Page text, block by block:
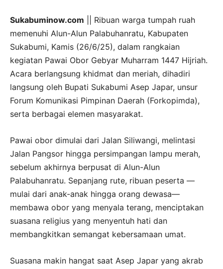
Sukabuminow.com || Ribuan warga tumpah ruah
memenuhi Alun-Alun Palabuhanratu, Kabupaten
Sukabumi, Kamis (26/6/25), dalam rangkaian
kegiatan Pawai Obor Gebyar Muharram 1447 Hijriah.
Acara berlangsung khidmat dan meriah, dihadiri
langsung oleh Bupati Sukabumi Asep Japar, unsur
Forum Komunikasi Pimpinan Daerah (Forkopimda),
serta berbagai elemen masyarakat.
Pawai obor dimulai dari Jalan Siliwangi, melintasi
Jalan Pangsor hingga persimpangan lampu merah,
sebelum akhirnya berpusat di Alun-Alun
Palabuhanratu. Sepanjang rute, ribuan peserta —
mulai dari anak-anak hingga orang dewasa—
membawa obor yang menyala terang, menciptakan
suasana religius yang menyentuh hati dan
membangkitkan semangat kebersamaan umat.
Suasana makin hangat saat Asep Japar yang akrab